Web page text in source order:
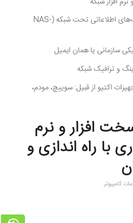
طراحی و پیاده سازی بانک‌های اطلاعاتی تحت شبکه (NAS-
سازمانی یا همان ایمیل
و ترافیک شبکه
اکتیو از قبیل: سوییچ، مودم،
افزار و نرم
با راه اندازی و
کامپیوتر